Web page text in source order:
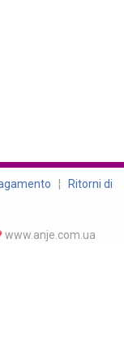
¦
Ritorni di
www.anje.com.ua